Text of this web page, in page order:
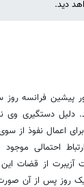
دید.
پیشین فرانسه
دلیل دستگیری وی
اعمال نفوذ از
احتمالی
آزیبرت از قضات
یک روز پس از آن